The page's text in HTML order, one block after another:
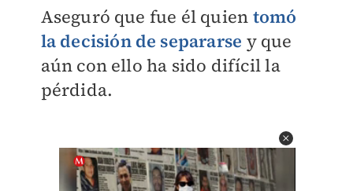
Aseguró que fue él quien tomó
la decisión de separarse y que
aún con ello ha sido difícil la
pérdida.